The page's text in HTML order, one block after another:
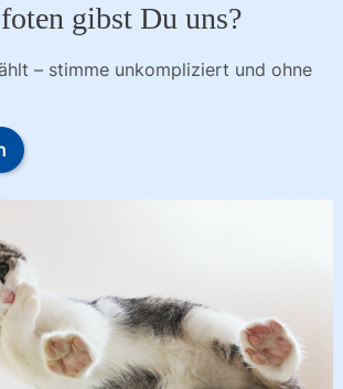
gibst Du uns?
– stimme unkompliziert und ohne